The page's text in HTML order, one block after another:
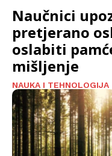
Naučnici
pretjerano
oslabiti
mišljenje
NAUKA I TEHNOLOGIJA